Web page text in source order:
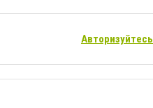
Авторизуйтесь